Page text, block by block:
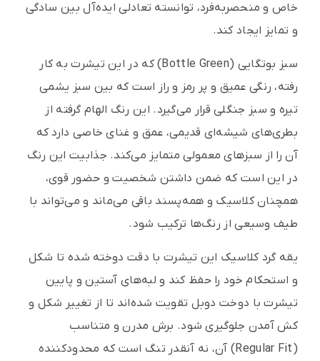
خاص و منحصربه‌فرد، توانسته تعادلی ایده‌آل بین سادگی
و تمایز ایجاد کند.
سبز بوتگایی (Bottle Green) که در این تیشرت به کار
رفته، رنگی عمیق و پر رمز و راز است که بین سبز یشمی
تیره و سبز جنگلی قرار می‌گیرد. این رنگ الهام گرفته از
بطری‌های شیشه‌ای قدیمی، عمق و غنای خاصی دارد که
آن را از سبزهای معمولی متمایز می‌کند. جذابیت این رنگ
در این است که ضمن داشتن شخصیت و حضور قوی،
همچنان کلاسیک و همه‌پسند باقی می‌ماند و می‌تواند با
طیف وسیعی از رنگ‌ها ترکیب شود.
یقه گرد کلاسیک این تیشرت با دقت دوخته شده تا شکل
و استحکام خود را حفظ کند و لبه‌های آستین و پایین
تیشرت با دوخت دوبل تقویت شده‌اند تا از تغییر شکل و
کش آمدن جلوگیری شود. برش مدرن و متناسب
(Regular Fit) آن، نه آنقدر تنگ است که محدودکننده